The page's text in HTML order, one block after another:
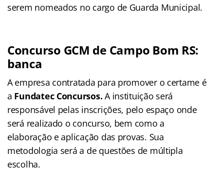
serem nomeados no cargo de Guarda Municipal.
Concurso GCM de Campo Bom RS:
banca
A empresa contratada para promover o certame é
a Fundatec Concursos.A instituição será
responsável pelas inscrições, pelo espaço onde
será realizado o concurso, bem como a
elaboração e aplicação das provas. Sua
metodologia será a de questões de múltipla
escolha.